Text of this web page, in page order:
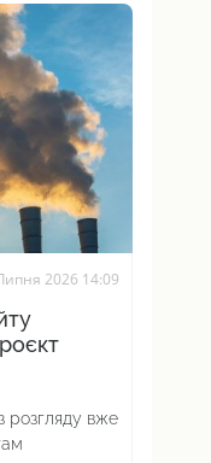
2026 14:09
розгляду вже